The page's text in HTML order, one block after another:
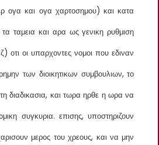
ογα και ογα χαρτοσημου) και κατα
ταμεια και αρα ως γενικη ρυθμιση
οι υπαρχοντες νομοι που εδιναν
των διοικητικων συμβουλιων, το
διαδικασια, και τωρα ηρθε η ωρα να
συγκυρια. επισης, υποστηριζουν
μερος του χρεους, και να μην